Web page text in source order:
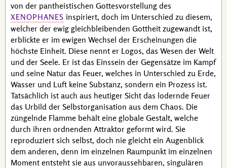
von der pantheistischen Gottesvorstellung des
XENOPHANES inspiriert, doch im Unterschied zu diesem,
welcher der ewig gleichbleibenden Gottheit zugewandt ist,
erblickte er im ewigen Wechsel der Erscheinungen die
höchste Einheit. Diese nennt er Logos, das Wesen der Welt
und der Seele. Er ist das Einssein der Gegensätze im Kampf
und seine Natur das Feuer, welches in Unterschied zu Erde,
Wasser und Luft keine Substanz, sondern ein Prozess ist.
Tatsächlich ist auch aus heutiger Sicht das lodernde Feuer
das Urbild der Selbstorganisation aus dem Chaos. Die
züngelnde Flamme behält eine globale Gestalt, welche
durch ihren ordnenden Attraktor geformt wird. Sie
reproduziert sich selbst, doch nie gleicht ein Augenblick
dem anderen, denn im einzelnen Raumpunkt im einzelnen
Moment entsteht sie aus unvoraussehbaren, singulären